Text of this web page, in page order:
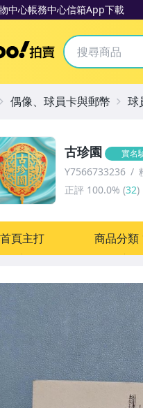
中心帳務中心信箱App下載
Yahoo拍賣
古珍園 實名
Y7566733236
正評 100.0% (32)
首頁主打 商品分類
手錶與飾品配件
偶像、球員卡與郵幣 球